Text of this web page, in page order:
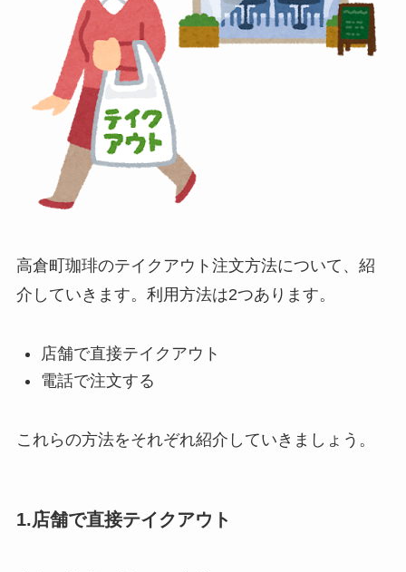
高倉町珈琲のテイクアウト注文方法について、紹
介していきます。利用方法は2つあります。
店舗で直接テイクアウト
電話で注文する
これらの方法をそれぞれ紹介していきましょう。
1.店舗で直接テイクアウト